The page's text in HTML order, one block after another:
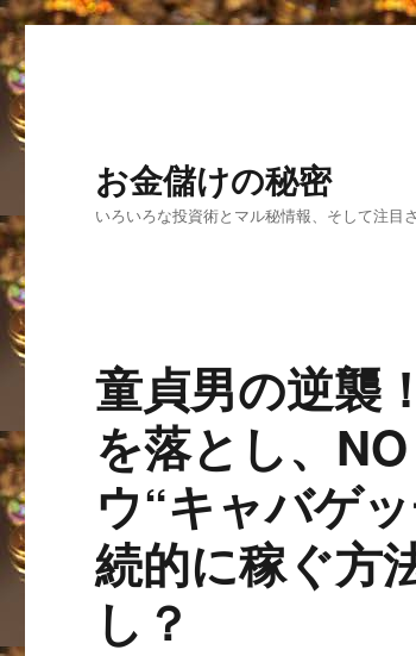
お金儲けの秘密
いろいろな投資術とマル秘情報、そして注目
童貞男の逆襲
を落とし、
ウ“キャバゲ
続的に稼ぐ方
し？